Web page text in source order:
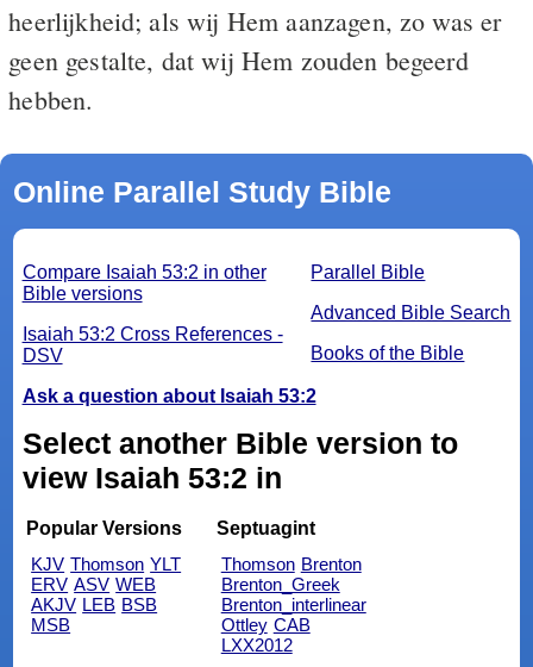
heerlijkheid; als wij Hem aanzagen, zo was er
geen gestalte, dat wij Hem zouden begeerd
hebben.
Online Parallel Study Bible
Parallel Bible
Advanced Bible Search
Books of the Bible
Compare Isaiah 53:2 in other
Bible versions
Isaiah 53:2 Cross References -
DSV
Ask a question about Isaiah 53:2
Select another Bible version to
view Isaiah 53:2 in
Popular Versions
KJV Thomson YLT
ERV ASV WEB
AKJV LEB BSB
MSB
Septuagint
Thomson Brenton
Brenton_Greek
Brenton_interlinear
Ottley CAB
LXX2012